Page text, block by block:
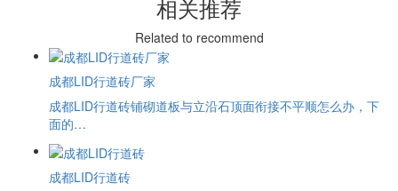
相关推荐
Related to recommend
成都LID行道砖厂家
成都LID行道砖铺砌道板与立沿石顶面衔接不平顺怎么办，下
面的…
成都LID行道砖